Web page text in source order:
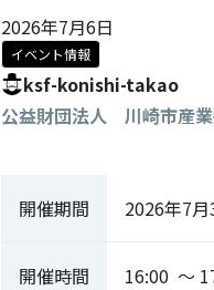
2026年7月6日
イベント情報
ksf-konishi-takao
公益財団法人 川崎市産
開催期間 2026年7
開催時間 16:00 ～